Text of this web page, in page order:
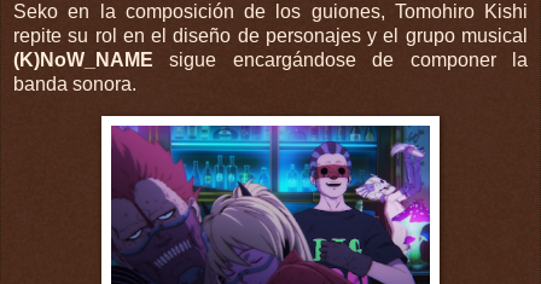
Seko en la composición de los guiones, Tomohiro Kishi
repite su rol en el diseño de personajes y el grupo musical
(K)NoW_NAME sigue encargándose de componer la
banda sonora.